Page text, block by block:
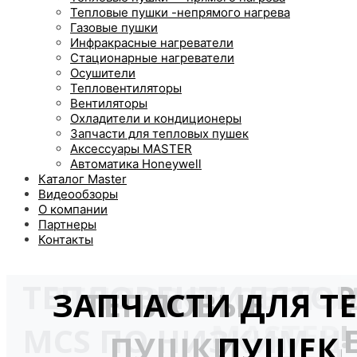
Тепловые пушки -непрямого нагрева
Газовые пушки
Инфракрасные нагреватели
Стационарные нагреватели
Осушители
Тепловентиляторы
Вентиляторы
Охладители и кондиционеры
Запчасти для тепловых пушек
Аксессуары MASTER
Автоматика Honeywell
Каталог Master
Видеообзоры
О компании
Партнеры
Контакты
ТЕПЛОВОЕ
MASTER!
MCS ПО НИЗКИМ
ТЕПЛОВЫЕ
ЗАПЧАСТИ ДЛЯ